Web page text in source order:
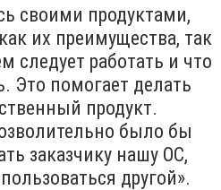
своими продуктами,
их преимущества, так
следует работать и что
Это помогает делать
продукт.
было бы
заказчику нашу ОС,
другой».